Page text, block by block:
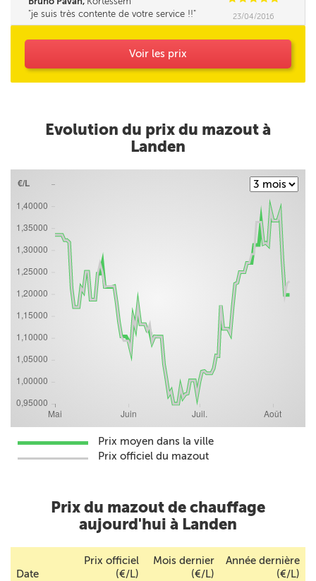
je suis très contente de votre service !!
23/04/2016
Voir les prix
Evolution du prix du mazout à
Landen
Prix moyen dans la ville
Prix officiel du mazout
Prix du mazout de chauffage
aujourd'hui à Landen
Date
Prix officiel
(€/L)
Mois dernier
(€/L)
Année dernière
(€/L)